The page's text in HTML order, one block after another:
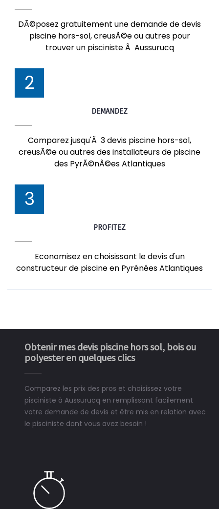
DÃ©posez gratuitement une demande de devis
piscine hors-sol, creusÃ©e ou autres pour
trouver un pisciniste Ã Aussurucq
2
DEMANDEZ
Comparez jusqu'Ã 3 devis piscine hors-sol,
creusÃ©e ou autres des installateurs de piscine
des PyrÃ©nÃ©es Atlantiques
3
PROFITEZ
Economisez en choisissant le devis d'un
constructeur de piscine en Pyrénées Atlantiques
Obtenir mes devis piscine hors sol, bois ou
polyester en quelques clics
Comparez les prix des pros et choisissez votre
pisciniste à Aussurucq en remplissant facilement
votre demande de devis et être mis en relation avec
le pisciniste dont vous avez besoin !